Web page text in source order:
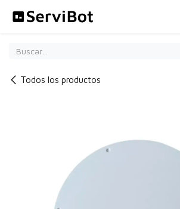
Todos los productos